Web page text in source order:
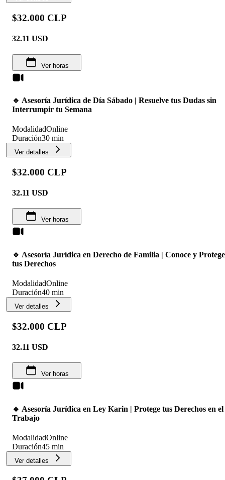
$32.000 CLP
32.11 USD
Ver horas
🔹 Asesoría Jurídica de Día Sábado | Resuelve tus Dudas sin
Interrumpir tu Semana
ModalidadOnline
Duración30 min
Ver detalles
$32.000 CLP
32.11 USD
Ver horas
🔹 Asesoría Jurídica en Derecho de Familia | Conoce y Protege
tus Derechos
ModalidadOnline
Duración40 min
Ver detalles
$32.000 CLP
32.11 USD
Ver horas
🔹 Asesoría Jurídica en Ley Karin | Protege tus Derechos en el
Trabajo
ModalidadOnline
Duración45 min
Ver detalles